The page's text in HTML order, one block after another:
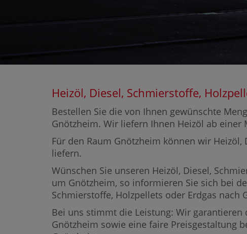
Heizöl, Diesel, Schmierstoffe,
Bestellen Sie die von Ihnen gewünschte
Gnötzheim. Wir liefern Ihnen Heizöl ab einer
Für den Raum Gnötzheim können wir
liefern.
Wünschen Sie unseren Heizöl, Diesel,
um Gnötzheim, so informieren Sie sich bei
Schmierstoffe, Holzpellets oder Erdgas nach
Bei uns stimmt die Leistung: Wir
Gnötzheim sowie eine faire Preisgestaltung